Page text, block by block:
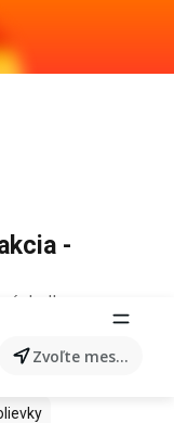
Zvoľte mesto
-
Lidl
Nintendo Switch